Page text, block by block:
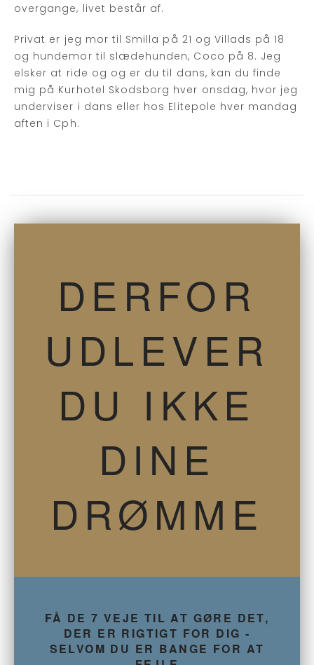
overgange, livet består af.
Privat er jeg mor til Smilla på 21 og Villads på 18
og hundemor til slædehunden, Coco på 8. Jeg
elsker at ride og og er du til dans, kan du finde
mig på Kurhotel Skodsborg hver onsdag, hvor jeg
underviser i dans eller hos Elitepole hver mandag
aften i Cph.
DERFOR
UDLEVER
DU IKKE
DINE
DRØMME
FÅ DE 7 VEJE TIL AT GØRE DET,
DER ER RIGTIGT FOR DIG -
SELVOM DU ER BANGE FOR AT